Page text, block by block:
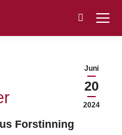
Search:
Juni
20
2024
Forstinning